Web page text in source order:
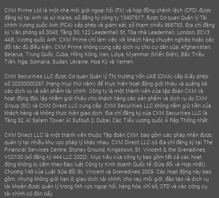
CXM Prime Ltd là một nhà môi giới ngoại hối (FX) và hợp đồng chênh lệch (CFD) được
đăng ký tại Anh và xứ Wales, số đăng ký công ty 13407617, được Cơ quan Quản lý Tài
chính Vương quốc Anh (FCA) cấp phép và giám sát, số tham chiếu 966753. Địa chỉ đăng
ký: Văn phòng số 3043, Tầng 30, 122 Leadenhall St, Tòa nhà Leadenhall, London, ECV3
4AB, Vương quốc Anh. CXM Prime chỉ làm việc với khách hàng chuyên nghiệp hoặc các
đối tác đủ điều kiện. CXM Prime không cung cấp dịch vụ cho cư dân của: Afghanistan,
Belarus, Trung Quốc, Cuba, Hồng Kông, Iran, Libya, Myanmar (Miến Điện), Bắc Triều
Tiên, Nga, Somalia, Sudan, Ukraine, Hoa Kỳ và Yemen.
CXM Securities LLC được Cơ quan Quản lý Thị trường Vốn UAE (CMA) cấp Giấy phép
số 20200000267 (Hạng mục thứ năm) để thực hiện hoạt động giới thiệu và quảng bá
các dịch vụ và sản phẩm tài chính. Công ty là một thành viên của tập đoàn CXM và
hoạt động độc lập nhằm giới thiệu cho khách hàng các sản phẩm và dịch vụ do CXM
Group (SC) và CXM Direct LLC cung cấp. CXM Securities LLC không nắm giữ tiền của
khách hàng và không thực hiện giao dịch. Địa chỉ đăng ký của CXM Securities LLC là:
Tầng 32, Al Salam Tower, Al Sufouh 2, Dubai, Các Tiểu vương quốc Ả Rập Thống nhất.
CXM Direct LLC là một thành viên thuộc Tập đoàn CXM, bao gồm các pháp nhân được
quản lý tại nhiều khu vực pháp lý khác nhau. CXM Direct LLC có địa chỉ đăng ký tại The
Financial Services Centre, Stoney Ground, Kingstown, St. Vincent & the Grenadines,
VC0100 (số đăng ký 444 LLC 2020). Mục tiêu của công ty bao gồm tất cả các hoạt
động không bị cấm theo Đạo luật Công ty Kinh doanh Quốc tế (Sửa đổi và Hợp nhất),
Chương 149 của Luật Sửa đổi St. Vincent và Grenadines 2009. Các hoạt động này bao
gồm, nhưng không giới hạn ở, giao dịch, tài chính, cho vay, môi giới, đào tạo và dịch vụ
tài khoản được quản lý trong lĩnh vực ngoại hối, hàng hóa, chỉ số, CFD và các công cụ
tài chính có đòn bẩy.